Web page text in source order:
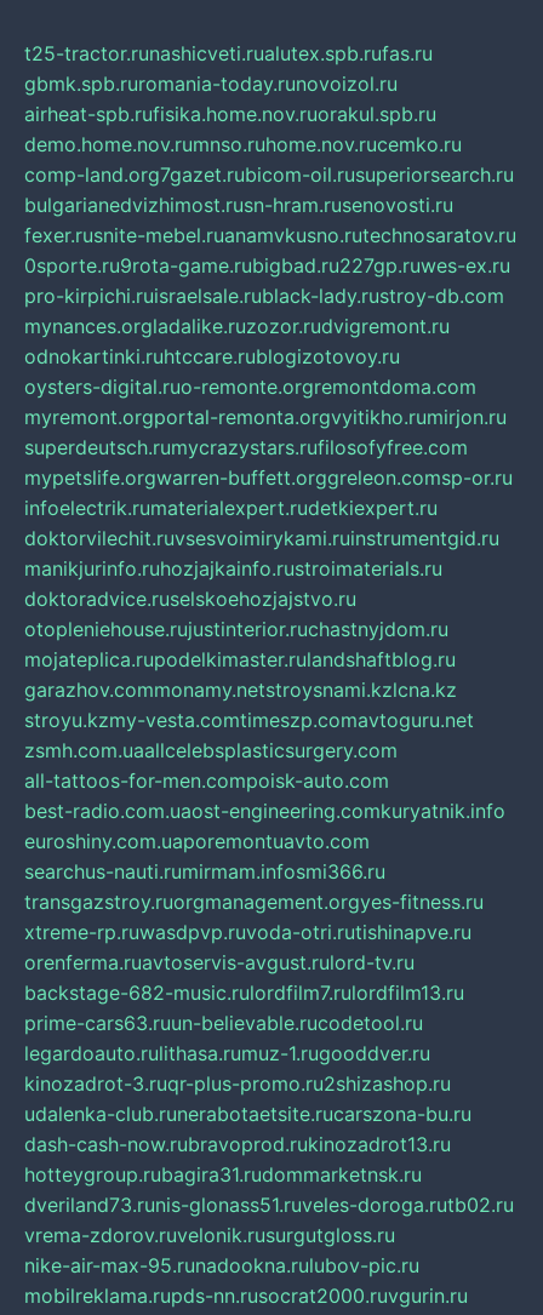
t25-tractor.runashicveti.rualutex.spb.rufas.ru
gbmk.spb.ruromania-today.runovoizol.ru
airheat-spb.rufisika.home.nov.ruorakul.spb.ru
demo.home.nov.rumnso.ruhome.nov.rucemko.ru
comp-land.org7gazet.rubicom-oil.rusuperiorsearch.ru
bulgarianedvizhimost.rusn-hram.rusenovosti.ru
fexer.rusnite-mebel.ruanamvkusno.rutechnosaratov.ru
0sporte.ru9rota-game.rubigbad.ru227gp.ruwes-ex.ru
pro-kirpichi.ruisraelsale.rublack-lady.rustroy-db.com
mynances.orgladalike.ruzozor.rudvigremont.ru
odnokartinki.ruhtccare.rublogizotovoy.ru
oysters-digital.ruo-remonte.orgremontdoma.com
myremont.orgportal-remonta.orgvyitikho.rumirjon.ru
superdeutsch.rumycrazystars.rufilosofyfree.com
mypetslife.orgwarren-buffett.orggreleon.comsp-or.ru
infoelectrik.rumaterialexpert.rudetkiexpert.ru
doktorvilechit.ruvsesvoimirykami.ruinstrumentgid.ru
manikjurinfo.ruhozjajkainfo.rustroimaterials.ru
doktoradvice.ruselskoehozjajstvo.ru
otopleniehouse.rujustinterior.ruchastnyjdom.ru
mojateplica.rupodelkimaster.rulandshaftblog.ru
garazhov.commonamy.netstroysnami.kzlcna.kz
stroyu.kzmy-vesta.comtimeszp.comavtoguru.net
zsmh.com.uaallcelebsplasticsurgery.com
all-tattoos-for-men.compoisk-auto.com
best-radio.com.uaost-engineering.comkuryatnik.info
euroshiny.com.uaporemontuavto.com
searchus-nauti.rumirmam.infosmi366.ru
transgazstroy.ruorgmanagement.orgyes-fitness.ru
xtreme-rp.ruwasdpvp.ruvoda-otri.rutishinapve.ru
orenferma.ruavtoservis-avgust.rulord-tv.ru
backstage-682-music.rulordfilm7.rulordfilm13.ru
prime-cars63.ruun-believable.rucodetool.ru
legardoauto.rulithasa.rumuz-1.rugooddver.ru
kinozadrot-3.ruqr-plus-promo.ru2shizashop.ru
udalenka-club.runerabotaetsite.rucarszona-bu.ru
dash-cash-now.rubravoprod.rukinozadrot13.ru
hotteygroup.rubagira31.rudommarketnsk.ru
dveriland73.runis-glonass51.ruveles-doroga.rutb02.ru
vrema-zdorov.ruvelonik.rusurgutgloss.ru
nike-air-max-95.runadookna.rulubov-pic.ru
mobilreklama.rupds-nn.rusocrat2000.ruvgurin.ru